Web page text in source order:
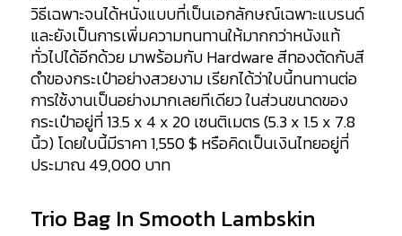
วิธีเฉพาะจนได้หนังแบบที่เป็นเอกลักษณ์เฉพาะแบรนด์
และยังเป็นการเพิ่มความทนทานให้มากกว่าหนังแท้
ทั่วไปได้อีกด้วย มาพร้อมกับ Hardware สีทองตัดกับสี
ดำของกระเป๋าอย่างสวยงาม เรียกได้ว่าใบนี้ทนทานต่อ
การใช้งานเป็นอย่างมากเลยทีเดียว ในส่วนขนาดของ
กระเป๋าอยู่ที่ 13.5 x 4 x 20 เซนติเมตร (5.3 x 1.5 x 7.8
นิ้ว) โดยใบนี้มีราคา 1,550 $ หรือคิดเป็นเงินไทยอยู่ที่
ประมาณ 49,000 บาท
Trio Bag In Smooth Lambskin